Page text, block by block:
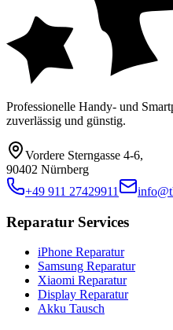
Professionelle Handy- und
zuverlässig und günstig.
Vordere Sterngasse 4-6,
90402 Nürnberg
+49 911 27429911
Reparatur Services
iPhone Reparatur
Samsung Reparatur
Xiaomi Reparatur
Display Reparatur
Akku Tausch